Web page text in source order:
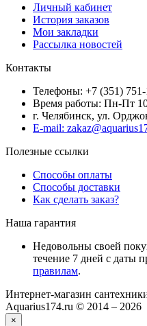
Личный кабинет
История заказов
Мои закладки
Рассылка новостей
Контакты
Телефоны: +7 (351) 751-
Время работы: Пн-Пт
г. Челябинск, ул.
E-mail:
Полезные ссылки
Способы оплаты
Способы доставки
Как сделать заказ?
Наша гарантия
Недовольны своей
течение 7 дней с даты
правилам.
Интернет-магазин
Aquarius174.ru © 2014 – 2026
×